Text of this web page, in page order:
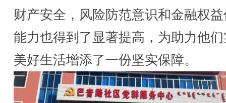
财产安全，风险防范意识和金融权
能力也得到了显著提高，为助力他
美好生活增添了一份坚实保障。